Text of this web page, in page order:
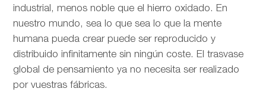
industrial, menos noble que el hierro oxidado. En
nuestro mundo, sea lo que sea lo que la mente
humana pueda crear puede ser reproducido y
distribuido infinitamente sin ningún coste. El trasvase
global de pensamiento ya no necesita ser realizado
por vuestras fábricas.